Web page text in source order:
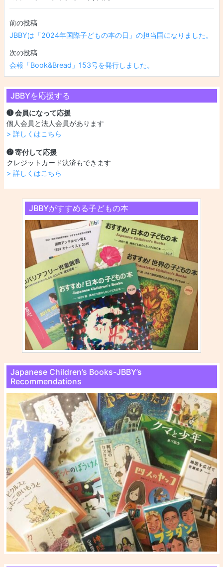
JBBYを応援する
❶ 会員になって応援
個人会員と法人会員があります
> 詳しくはこちら
❷ 寄付して応援
クレジットカード決済もできます
> 詳しくはこちら
JBBYがすすめる子どもの本
Japanese Children’s Books-JBBY’s
Recommendations
投稿ナビゲーション
JBBYは「2024年国際子どもの本の日」の担当国になりました。
会報「Book&Bread」153号を発行しました。